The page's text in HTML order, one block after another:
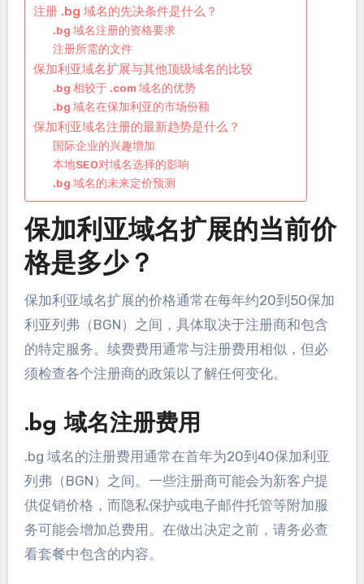
注册 .bg 域名的先决条件是什么？
.bg 域名注册的资格要求
注册所需的文件
保加利亚域名扩展与其他顶级域名的比较
.bg 相较于 .com 域名的优势
.bg 域名在保加利亚的市场份额
保加利亚域名注册的最新趋势是什么？
国际企业的兴趣增加
本地SEO对域名选择的影响
.bg 域名的未来定价预测
保加利亚域名扩展的当前价
格是多少？
保加利亚域名扩展的价格通常在每年约20到50保加
利亚列弗（BGN）之间，具体取决于注册商和包含
的特定服务。续费费用通常与注册费用相似，但必
须检查各个注册商的政策以了解任何变化。
.bg 域名注册费用
.bg 域名的注册费用通常在首年为20到40保加利亚
列弗（BGN）之间。一些注册商可能会为新客户提
供促销价格，而隐私保护或电子邮件托管等附加服
务可能会增加总费用。在做出决定之前，请务必查
看套餐中包含的内容。